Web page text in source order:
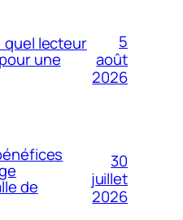
quel lecteur
une
5
août
2026
de
30
juillet
2026